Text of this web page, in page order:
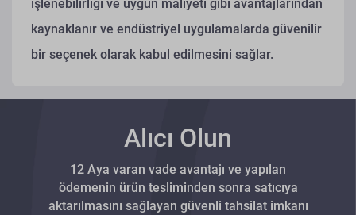
işlenebilirliği ve uygun maliyeti gibi avantajlarından
kaynaklanır ve endüstriyel uygulamalarda güvenilir
bir seçenek olarak kabul edilmesini sağlar.
Alıcı Olun
12 Aya varan vade avantajı ve yapılan
ödemenin ürün tesliminden sonra satıcıya
aktarılmasını sağlayan güvenli tahsilat imkanı